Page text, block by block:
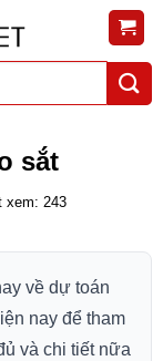
sắt
xem: 243
về dự toán
nay để tham
và chi tiết nữa